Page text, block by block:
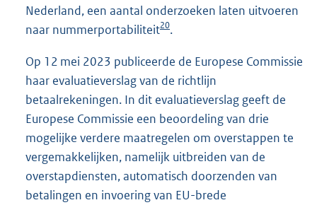
Nederland, een aantal onderzoeken laten uitvoeren
naar nummerportabiliteit20.
Op 12 mei 2023 publiceerde de Europese Commissie
haar evaluatieverslag van de richtlijn
betaalrekeningen. In dit evaluatieverslag geeft de
Europese Commissie een beoordeling van drie
mogelijke verdere maatregelen om overstappen te
vergemakkelijken, namelijk uitbreiden van de
overstapdiensten, automatisch doorzenden van
betalingen en invoering van EU-brede